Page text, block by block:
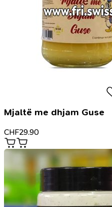
Mjaltë me dhjam Guse
CHF29.90